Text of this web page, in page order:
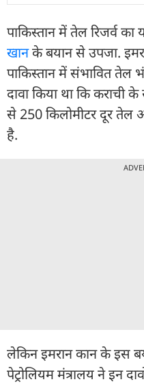
पाकिस्तान में तेल रिजर्व का
खानके बयान से उपजा.
पाकिस्तान में संभावित तेल
दावा किया था कि कराची
से 250 किलोमीटर दूर तेल
है.
लेकिन इमरान कान के इस
पेट्रोलियम मंत्रालय ने इन